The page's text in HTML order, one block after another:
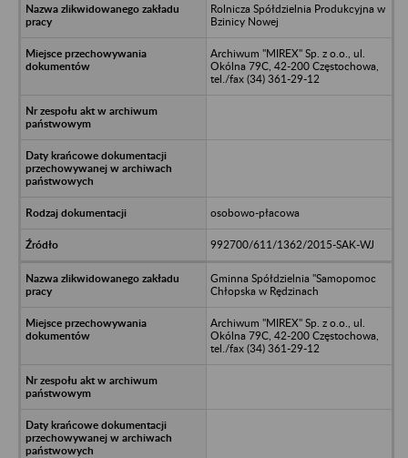
Rolnicza Spółdzielnia Produkcyjna w
Bzinicy Nowej
Archiwum "MIREX" Sp. z o.o., ul.
Okólna 79C, 42-200 Częstochowa,
tel./fax (34) 361-29-12
osobowo-płacowa
992700/611/1362/2015-SAK-WJ
Gminna Spółdzielnia "Samopomoc
Chłopska w Rędzinach
Archiwum "MIREX" Sp. z o.o., ul.
Okólna 79C, 42-200 Częstochowa,
tel./fax (34) 361-29-12